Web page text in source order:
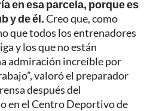
en esa parcela, porque es
y de él.Creo que, como
que todos los entrenadores
y los que no están
admiración increíble por
valoró el preparador
después del
en el Centro Deportivo de